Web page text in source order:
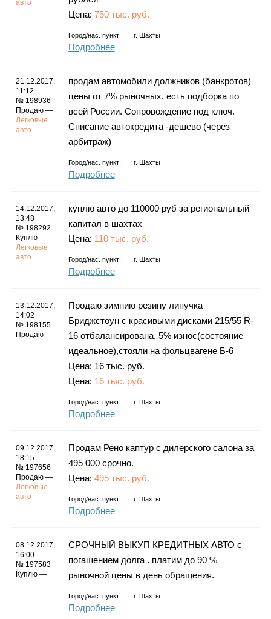
авто
Цена: 750 тыс. руб.
Город/нас. пункт: г. Шахты
Подробнее
21.12.2017,
11:12
№ 198936
Продаю —
Легковые
авто
продам автомобили должников (банкротов)
цены от 7% рыночных. есть подборка по
всей России. Сопровождение под ключ.
Списание автокредита -дешево (через
арбитраж)
Город/нас. пункт: г. Шахты
Подробнее
14.12.2017,
13:48
№ 198292
Куплю —
Легковые
авто
куплю авто до 110000 руб за региональный
капитал в шахтах
Цена: 110 тыс. руб.
Город/нас. пункт: г. Шахты
Подробнее
13.12.2017,
14:02
№ 198155
Продаю —
Продаю зимнию резину липучка
Бриджстоун с красивыми дисками 215/55 R-
16 отбалансирована, 5% износ(состояние
идеальное),стояли на фольцвагене Б-6
Цена: 16 тыс. руб.
Цена: 16 тыс. руб.
Город/нас. пункт: г. Шахты
Подробнее
09.12.2017,
18:15
№ 197656
Продаю —
Легковые
авто
Продам Рено каптур с дилерского салона за
495 000 срочно.
Цена: 495 тыс. руб.
Город/нас. пункт: г. Шахты
Подробнее
08.12.2017,
16:00
№ 197583
Куплю —
СРОЧНЫЙ ВЫКУП КРЕДИТНЫХ АВТО с
погашением долга . платим до 90 %
рыночной цены в день обращения.
Город/нас. пункт: г. Шахты
Подробнее